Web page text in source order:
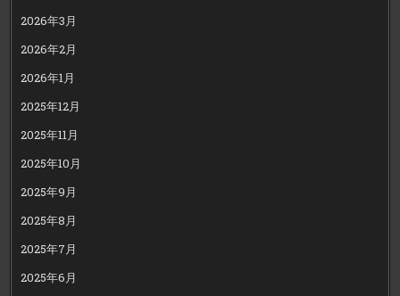
2026年3月
2026年2月
2026年1月
2025年12月
2025年11月
2025年10月
2025年9月
2025年8月
2025年7月
2025年6月